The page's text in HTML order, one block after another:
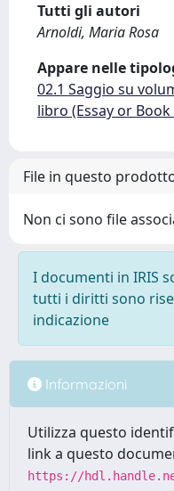
Tutti gli autori
Arnoldi, Maria Rosa
Appare nelle
02.1 Saggio su
libro (Essay or
File in questo
Non ci sono file
I documenti in IRIS
tutti i diritti sono
indicazione
Informazioni
Utilizza questo
link a questo
https://